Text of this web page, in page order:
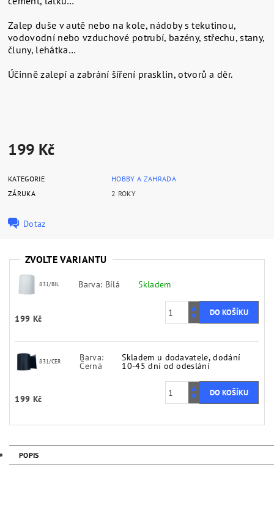
Zalep duše v autě nebo na kole, nádoby s tekutinou,
vodovodní nebo vzduchové potrubí, bazény, střechu, stany,
čluny, lehátka…
Účinně zalepí a zabrání šíření prasklin, otvorů a děr.
199 Kč
KATEGORIE
HOBBY A ZAHRADA
ZÁRUKA
2 ROKY
Dotaz
ZVOLTE VARIANTU
831/BIL Barva: Bílá Skladem
199 Kč
831/CER Barva:
Černá
Skladem u dodavatele, dodání
10-45 dní od odeslání
199 Kč
POPIS